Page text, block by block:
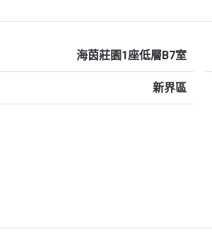
海茵莊園1座低層B7室
新界區